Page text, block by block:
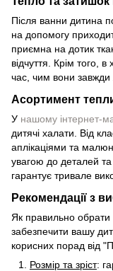
Після ванни дитина
на допомогу
приємна на дотик
відчуття. Крім того,
час, чим вони завжди
Асортимент
У нашому інтернет-
дитячі халати. Від
аплікаціями та
увагою до деталей
гарантує тривале
Рекомендації з
Як правильно обрати
забезпечити вашу
корисних порад від
Розмір та зріст: